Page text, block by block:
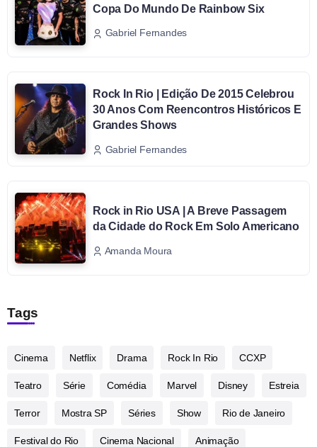
Copa Do Mundo De Rainbow Six
Gabriel Fernandes
Rock In Rio | Edição De 2015 Celebrou
30 Anos Com Reencontros Históricos E
Grandes Shows
Gabriel Fernandes
Rock in Rio USA | A Breve Passagem
da Cidade do Rock Em Solo Americano
Amanda Moura
Tags
Cinema Netflix Drama Rock In Rio CCXP
Teatro Série Comédia Marvel Disney Estreia
Terror Mostra SP Séries Show Rio de Janeiro
Festival do Rio Cinema Nacional Animação